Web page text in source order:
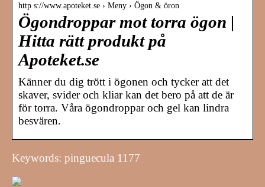
http s://www.apoteket.se › Meny › Ögon & öron
Ögondroppar mot torra ögon |
Hitta rätt produkt på
Apoteket.se
Känner du dig trött i ögonen och tycker att det
skaver, svider och kliar kan det bero på att de är
för torra. Våra ögondroppar och gel kan lindra
besvären.
Keywords: pinguecula 1177